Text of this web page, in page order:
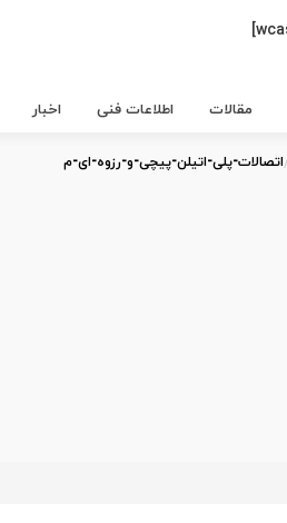
مقالات اطلاعات فنی اخبار
اتصالات-پلی-اتیلن-پیچی-و-رزوه-ای-م